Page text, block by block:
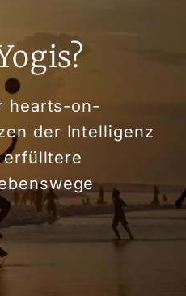
hearts-on-
der Intelligenz
erfülltere